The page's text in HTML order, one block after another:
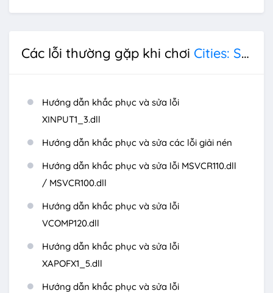
Các lỗi thường gặp khi chơi Cities: Skylines
Hướng dẫn khắc phục và sửa lỗi
XINPUT1_3.dll
Hướng dẫn khắc phục và sửa các lỗi giải nén
Hướng dẫn khắc phục và sửa lỗi MSVCR110.dll
/ MSVCR100.dll
Hướng dẫn khắc phục và sửa lỗi
VCOMP120.dll
Hướng dẫn khắc phục và sửa lỗi
XAPOFX1_5.dll
Hướng dẫn khắc phục và sửa lỗi